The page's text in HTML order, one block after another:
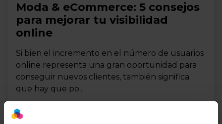
Moda & eCommerce: 5 consejos
para mejorar tu visibilidad
online
Si bien el incremento en el número de usuarios
online representa una gran oportunidad para
conseguir nuevos clientes, también significa
que hay que po...